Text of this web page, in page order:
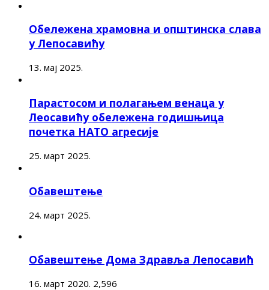
Обележена храмовна и општинска слава
у Лепосавићу
13. мај 2025.
Парастосом и полагањем венаца у
Леосавићу обележена годишњица
почетка НАТО агресије
25. март 2025.
Обавештење
24. март 2025.
Обавештење Дома Здравља Лепосавић
16. март 2020. 2,596